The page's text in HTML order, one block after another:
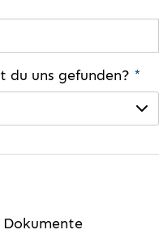
du uns gefunden? *